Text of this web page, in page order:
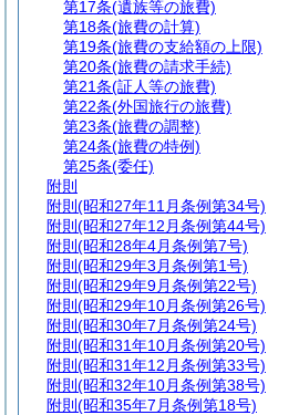
第17条(遺族等の旅費)
第18条(旅費の計算)
第19条(旅費の支給額の上限)
第20条(旅費の請求手続)
第21条(証人等の旅費)
第22条(外国旅行の旅費)
第23条(旅費の調整)
第24条(旅費の特例)
第25条(委任)
附則
附則 (昭和27年11月条例第34号)
附則 (昭和27年12月条例第44号)
附則 (昭和28年4月条例第7号)
附則 (昭和29年3月条例第1号)
附則 (昭和29年9月条例第22号)
附則 (昭和29年10月条例第26号)
附則 (昭和30年7月条例第24号)
附則 (昭和31年10月条例第20号)
附則 (昭和31年12月条例第33号)
附則 (昭和32年10月条例第38号)
附則 (昭和35年7月条例第18号)